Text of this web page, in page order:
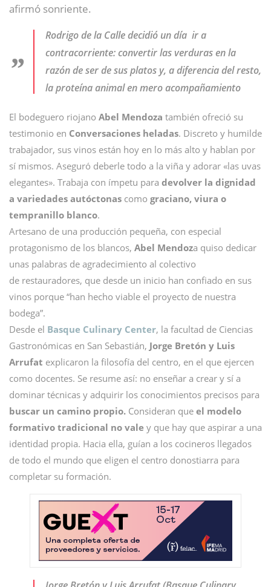
afirmó sonriente.
Rodrigo de la Calle decidió un día ir a
contracorriente: convertir las verduras en la
razón de ser de sus platos y, a diferencia del resto,
la proteína animal en mero acompañamiento
El bodeguero riojano Abel Mendoza también ofreció su
testimonio en Conversaciones heladas. Discreto y humilde
trabajador, sus vinos están hoy en lo más alto y hablan por
sí mismos. Aseguró deberle todo a la viña y adorar «las uvas
elegantes». Trabaja con ímpetu para devolver la dignidad
a variedades autóctonas como graciano, viura o
tempranillo blanco.
Artesano de una producción pequeña, con especial
protagonismo de los blancos, Abel Mendoza quiso dedicar
unas palabras de agradecimiento al colectivo
de restauradores, que desde un inicio han confiado en sus
vinos porque “han hecho viable el proyecto de nuestra
bodega”.
Desde el Basque Culinary Center, la facultad de Ciencias
Gastronómicas en San Sebastián, Jorge Bretón y Luis
Arrufat explicaron la filosofía del centro, en el que ejercen
como docentes. Se resume así: no enseñar a crear y sí a
dominar técnicas y adquirir los conocimientos precisos para
buscar un camino propio. Consideran que el modelo
formativo tradicional no vale y que hay que aspirar a una
identidad propia. Hacia ella, guían a los cocineros llegados
de todo el mundo que eligen el centro donostiarra para
completar su formación.